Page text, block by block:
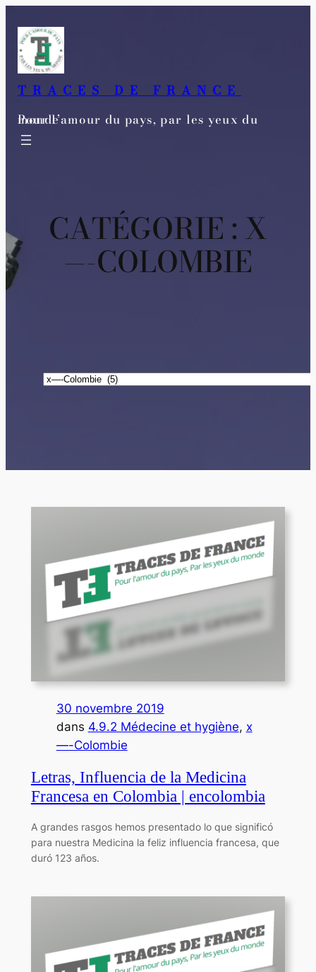
contenu
TRACES DE FRANCE
Pour l’amour du pays, par les yeux du monde
CATÉGORIE : X
—-COLOMBIE
Catégories
30 novembre 2019
dans 4.9.2 Médecine et hygiène, x
—-Colombie
Letras, Influencia de la Medicina
Francesa en Colombia | encolombia
A grandes rasgos hemos presentado lo que significó
para nuestra Medicina la feliz influencia francesa, que
duró 123 años.